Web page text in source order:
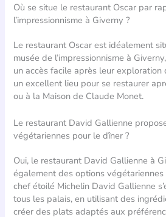
Où se situe le restaurant Oscar par
l’impressionnisme à Giverny ?
Le restaurant Oscar est idéalement
musée de l’impressionnisme à
un accès facile après leur exploration
un excellent lieu pour se restaurer
ou à la Maison de Claude Monet.
Le restaurant David Gallienne
végétariennes pour le dîner ?
Oui, le restaurant David Gallienne à
également des options végétariennes
chef étoilé Michelin David Gallienne
tous les palais, en utilisant des
créer des plats adaptés aux